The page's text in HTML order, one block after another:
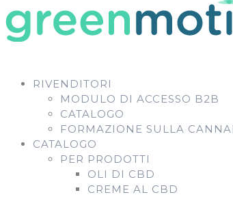
RIVENDITORI
MODULO DI ACCESSO B2B
CATALOGO
FORMAZIONE SULLA
CATALOGO
PER PRODOTTI
OLI DI CBD
CREME AL CBD